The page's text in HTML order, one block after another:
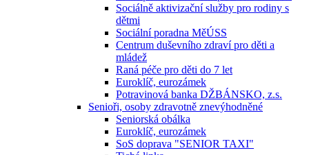
Sociálně aktivizační služby pro rodiny s
dětmi
Sociální poradna MěÚSS
Centrum duševního zdraví pro děti a
mládež
Raná péče pro děti do 7 let
Euroklíč, eurozámek
Potravinová banka DŽBÁNSKO, z.s.
Senioři, osoby zdravotně znevýhodněné
Seniorská obálka
Euroklíč, eurozámek
SoS doprava "SENIOR TAXI"